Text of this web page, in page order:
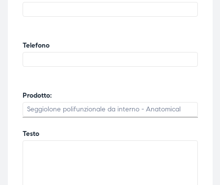
Telefono
Prodotto:
Testo